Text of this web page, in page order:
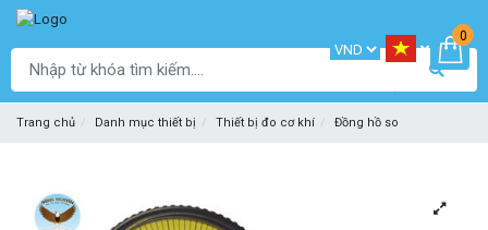
0
Trang chủ Danh mục thiết bị Thiết bị đo cơ khí Đồng hồ so